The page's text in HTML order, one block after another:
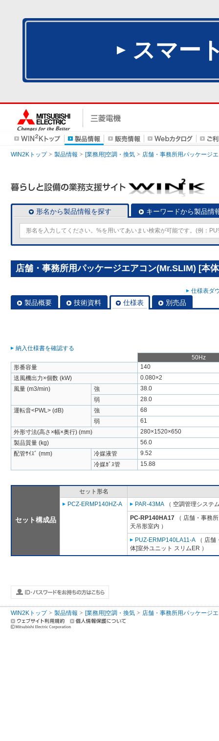
スマー
WIN2Kトップ 製品情報 [業務用]空調・換気 店舗・事務所用パッケージ
形名から製品情報を探す キーワードから製品情
店舗・事務所用パッケージエアコン(Mr.SLIM) [本
仕様表ダ
製品概要 技術資料 仕様表 別売品
納入仕様書を確認する
50Hz
形番容量
140
送風機出力×個数 (kW)
0.080×2
風量 (m3/min)
強
38.0
弱
28.0
運転音<PWL> (dB)
強
68
弱
61
外形寸法(高さ×幅×奥行) (mm)
280×1520×650
製品質量 (kg)
56.0
配管ｻｲｽﾞ (mm)
冷媒液管
9.52
冷媒ｶﾞｽ管
15.88
セット構成品
セット形名
PCZ-ERMP140HZ-A
PAR-43MA （ 空調管理システ
PC-RP140HA17 （ 店舗・事務
天吊形室内 ）
PUZ-ERMP140LA11-A （ 店
体]室外ユニット スリムER ）
WIN2Kトップ 製品情報 [業務用]空調・換気 店舗・事務所用パッケージ